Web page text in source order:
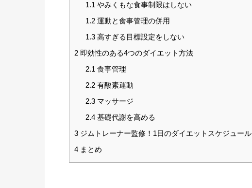
1.1 やみくもな食事制限はしない
1.2運動と食事管理の併用
1.3高すぎる目標設定をしない
2 即効性のある4つのダイエット方法
2.1 食事管理
2.2有酸素運動
2.3マッサージ
2.4基礎代謝を高める
3 ジムトレーナー監修！1日のダイエットスケジュール
4 まとめ